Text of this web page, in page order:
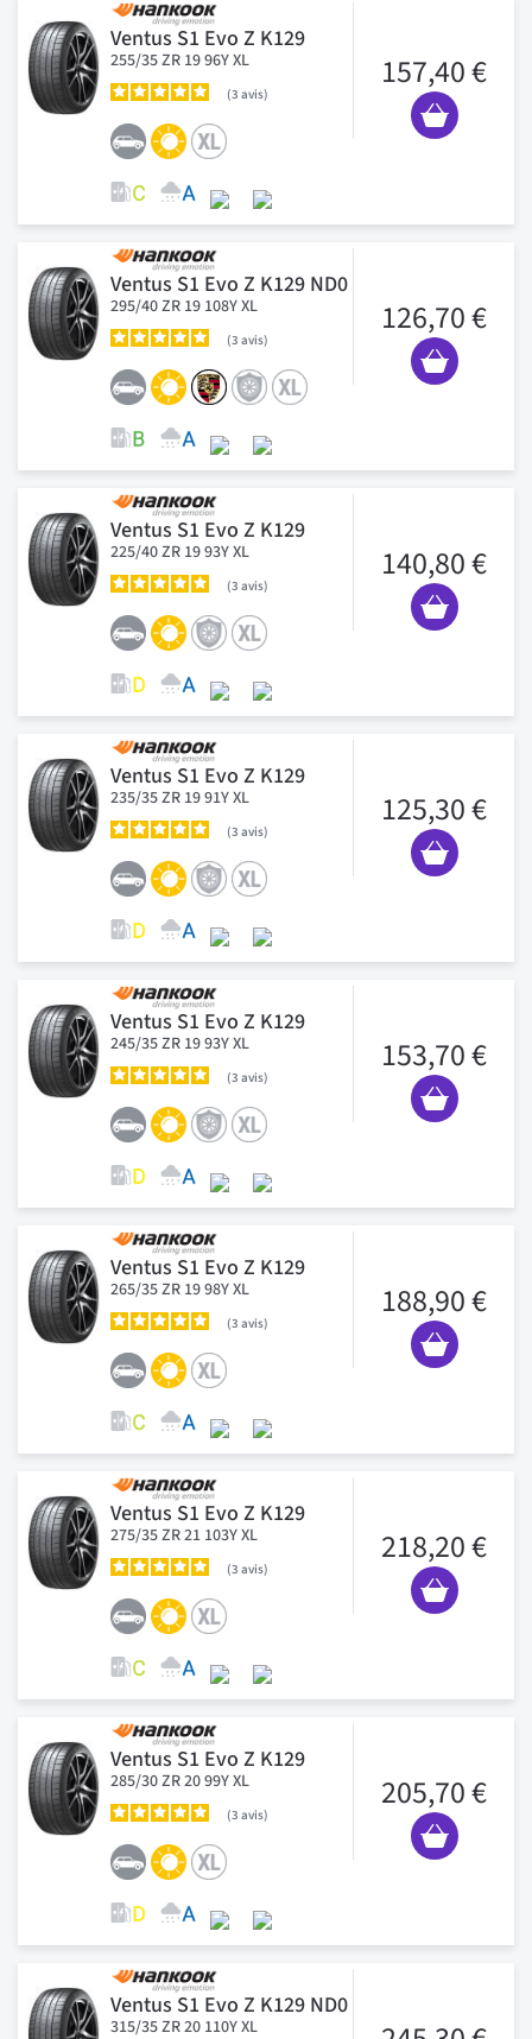
Ventus S1 Evo Z K129
255/35 ZR 19 96Y XL
3 avis
157,40 €
Ventus S1 Evo Z K129 ND0
295/40 ZR 19 108Y XL
3 avis
126,70 €
Ventus S1 Evo Z K129
225/40 ZR 19 93Y XL
3 avis
140,80 €
Ventus S1 Evo Z K129
235/35 ZR 19 91Y XL
3 avis
125,30 €
Ventus S1 Evo Z K129
245/35 ZR 19 93Y XL
3 avis
153,70 €
Ventus S1 Evo Z K129
265/35 ZR 19 98Y XL
3 avis
188,90 €
Ventus S1 Evo Z K129
275/35 ZR 21 103Y XL
3 avis
218,20 €
Ventus S1 Evo Z K129
285/30 ZR 20 99Y XL
3 avis
205,70 €
Ventus S1 Evo Z K129 ND0
315/35 ZR 20 110Y XL